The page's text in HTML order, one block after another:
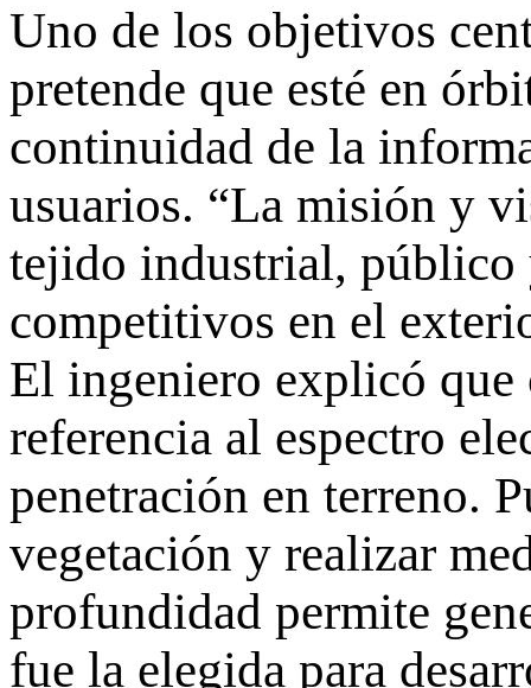
Uno de los objetivos
pretende que esté en
continuidad de la
usuarios. “La misión y
tejido industrial, público
competitivos en el
El ingeniero explicó que
referencia al espectro
penetración en terreno.
vegetación y realizar
profundidad permite
fue la elegida para